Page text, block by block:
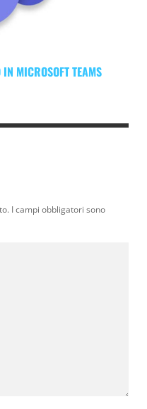
MICROSOFT TEAMS
I campi obbligatori sono